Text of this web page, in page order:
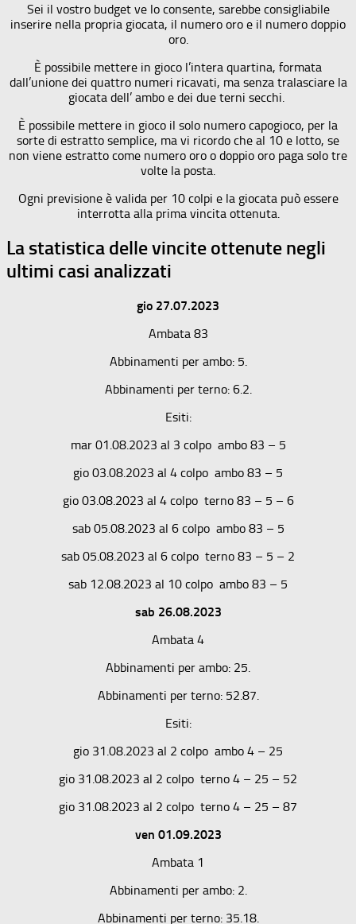
Sei il vostro budget ve lo consente, sarebbe consigliabile
inserire nella propria giocata, il numero oro e il numero doppio
oro.
È possibile mettere in gioco l’intera quartina, formata
dall’unione dei quattro numeri ricavati, ma senza tralasciare la
giocata dell’ ambo e dei due terni secchi.
È possibile mettere in gioco il solo numero capogioco, per la
sorte di estratto semplice, ma vi ricordo che al 10 e lotto, se
non viene estratto come numero oro o doppio oro paga solo tre
volte la posta.
Ogni previsione è valida per 10 colpi e la giocata può essere
interrotta alla prima vincita ottenuta.
La statistica delle vincite ottenute negli
ultimi casi analizzati
gio 27.07.2023
Ambata 83
Abbinamenti per ambo: 5.
Abbinamenti per terno: 6.2.
Esiti:
mar 01.08.2023 al 3 colpo ambo 83 – 5
gio 03.08.2023 al 4 colpo ambo 83 – 5
gio 03.08.2023 al 4 colpo terno 83 – 5 – 6
sab 05.08.2023 al 6 colpo ambo 83 – 5
sab 05.08.2023 al 6 colpo terno 83 – 5 – 2
sab 12.08.2023 al 10 colpo ambo 83 – 5
sab 26.08.2023
Ambata 4
Abbinamenti per ambo: 25.
Abbinamenti per terno: 52.87.
Esiti:
gio 31.08.2023 al 2 colpo ambo 4 – 25
gio 31.08.2023 al 2 colpo terno 4 – 25 – 52
gio 31.08.2023 al 2 colpo terno 4 – 25 – 87
ven 01.09.2023
Ambata 1
Abbinamenti per ambo: 2.
Abbinamenti per terno: 35.18.